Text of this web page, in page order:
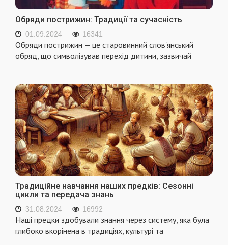
Обряди пострижин: Традиції та сучасність
01.09.2024 16341
Обряди пострижин — це старовинний слов'янський
обряд, що символізував перехід дитини, зазвичай
Традиційне навчання наших предків: Сезонні
цикли та передача знань
31.08.2024 16992
Наші предки здобували знання через систему, яка була
глибоко вкорінена в традиціях, культурі та